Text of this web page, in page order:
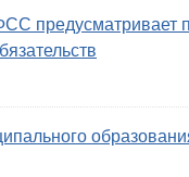
предусматривает